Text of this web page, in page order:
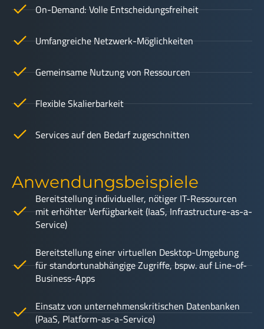
On-Demand: Volle Entscheidungsfreiheit
Umfangreiche Netzwerk-Möglichkeiten
Gemeinsame Nutzung von Ressourcen
Flexible Skalierbarkeit
Services auf den Bedarf zugeschnitten
Anwendungsbeispiele
Bereitstellung individueller, nötiger IT-Ressourcen
mit erhöhter Verfügbarkeit (IaaS, Infrastructure-as-a-
Service)
Bereitstellung einer virtuellen Desktop-Umgebung
für standortunabhängige Zugriffe, bspw. auf Line-of-
Business-Apps
Einsatz von unternehmenskritischen Datenbanken
(PaaS, Platform-as-a-Service)